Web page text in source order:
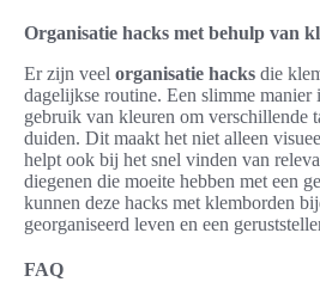
Organisatie hacks met behulp van
Er zijn veel organisatie hacks die
dagelijkse routine. Een slimme manier
gebruik van kleuren om verschillende
duiden. Dit maakt het niet alleen
helpt ook bij het snel vinden van
diegenen die moeite hebben met een
kunnen deze hacks met klemborden
georganiseerd leven en een
FAQ